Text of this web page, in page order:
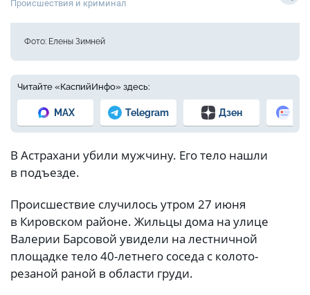
Происшествия и криминал
Фото: Елены Зимней
Читайте «КаспийИнфо» здесь:
MAX Telegram Дзен
В Астрахани убили мужчину. Его тело нашли
в подъезде.
Происшествие случилось утром 27 июня
в Кировском районе. Жильцы дома на улице
Валерии Барсовой увидели на лестничной
площадке тело 40-летнего соседа с колото-
резаной раной в области груди.